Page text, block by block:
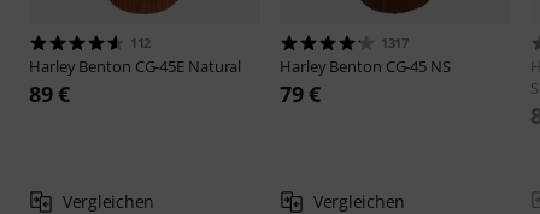
112
Harley Benton CG-45E Natural
89 €
Vergleichen
1317
Harley Benton CG-45 NS
79 €
Vergleichen